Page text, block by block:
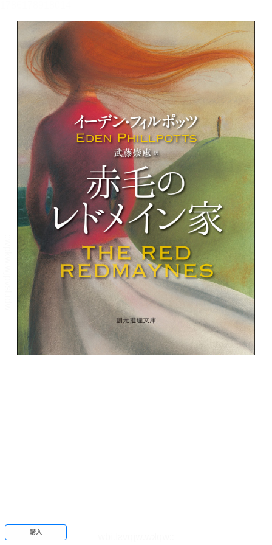
書誌情報
この作品の書誌情報を表示します。
目次・しおり・メモ
目次・しおり・メモを一覧で表示します。
本文検索
本文内から文字を検索します。
自動ページ送り
一定時間経つ毎に自動でページを送ります。
リーダー設定
文字サイズ、エフェクトの変更などを行います。